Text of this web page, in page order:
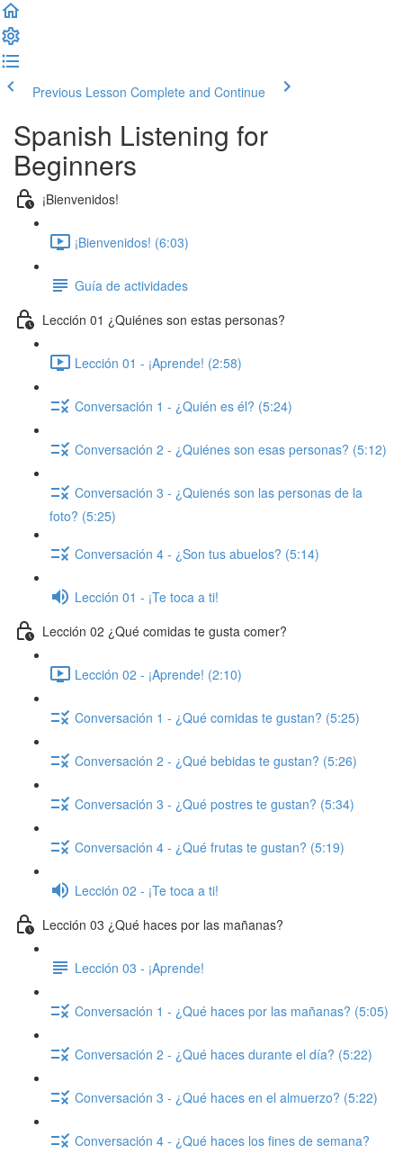
Previous Lesson Complete and Continue
Spanish Listening for
Beginners
¡Bienvenidos!
¡Bienvenidos! (6:03)
Guía de actividades
Lección 01 ¿Quiénes son estas personas?
Lección 01 - ¡Aprende! (2:58)
Conversación 1 - ¿Quién es él? (5:24)
Conversación 2 - ¿Quiénes son esas personas? (5:12)
Conversación 3 - ¿Quienés son las personas de la
foto? (5:25)
Conversación 4 - ¿Son tus abuelos? (5:14)
Lección 01 - ¡Te toca a ti!
Lección 02 ¿Qué comidas te gusta comer?
Lección 02 - ¡Aprende! (2:10)
Conversación 1 - ¿Qué comidas te gustan? (5:25)
Conversación 2 - ¿Qué bebidas te gustan? (5:26)
Conversación 3 - ¿Qué postres te gustan? (5:34)
Conversación 4 - ¿Qué frutas te gustan? (5:19)
Lección 02 - ¡Te toca a ti!
Lección 03 ¿Qué haces por las mañanas?
Lección 03 - ¡Aprende!
Conversación 1 - ¿Qué haces por las mañanas? (5:05)
Conversación 2 - ¿Qué haces durante el día? (5:22)
Conversación 3 - ¿Qué haces en el almuerzo? (5:22)
Conversación 4 - ¿Qué haces los fines de semana?